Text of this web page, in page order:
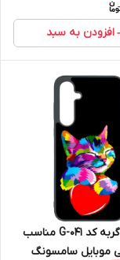
افزودن به سبد
کاور طرح گربه کد G-041 مناسب
موبایل سامسونگ